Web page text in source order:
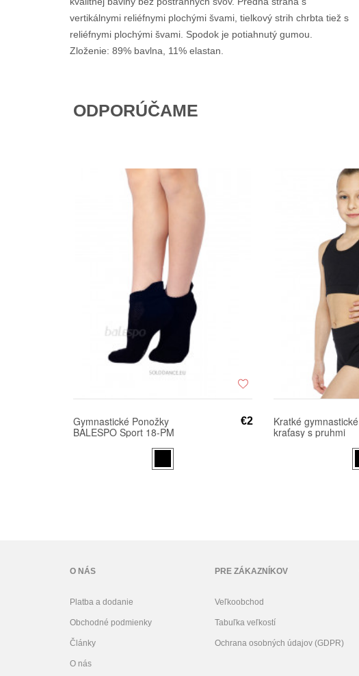
vertikálnymi reliéfnymi plochými švami, tielkový strih chrbta tiež s
reliéfnymi plochými švami. Spodok je potiahnutý gumou.
Zloženie: 89% bavlna, 11% elastan.
ODPORÚČAME
Gymnastické Ponožky
BALESPO Sport 18-PM
€2
Kratké gymnastické
kraťasy s pruhmi
O NÁS
Platba a dodanie
Obchodné podmienky
Články
O nás
PRE ZÁKAZNÍKOV
Veľkoobchod
Tabuľka veľkostí
Ochrana osobných údajov (GDPR)